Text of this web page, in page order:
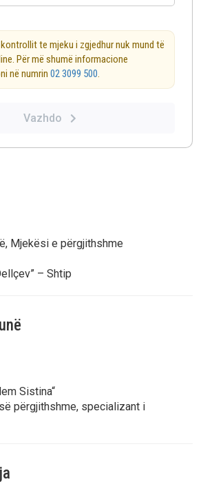
te mjeku i zgjedhur nuk mund të
Për më shumë informacione
në numrin 02 3099 500.
Vazhdo
Mjekësi e përgjithshme
– Shtip
Sistina“
përgjithshme, specializant i